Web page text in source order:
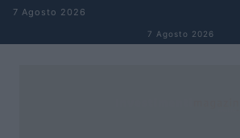
Salta al contenuto
7 Agosto 2026
7 Agosto 2026